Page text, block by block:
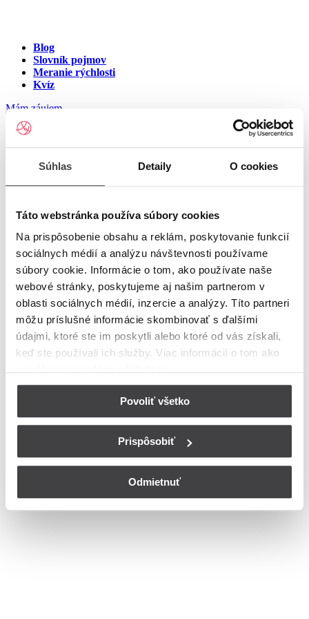
Súhlas Detaily O cookies
Táto webstránka používa súbory cookies
Na prispôsobenie obsahu a reklám, poskytovanie funkcií
sociálnych médií a analýzu návštevnosti používame
súbory cookie. Informácie o tom, ako používate naše
webové stránky, poskytujeme aj našim partnerom v
oblasti sociálnych médií, inzercie a analýzy. Títo partneri
môžu príslušné informácie skombinovať s ďalšími
údajmi, ktoré ste im poskytli alebo ktoré od vás získali,
keď ste používali ich služby. Viac informácií o tom ako
Povoliť všetko
Prispôsobiť
Odmietnuť
Blog
Slovník pojmov
Meranie rýchlosti
Kvíz
Mám záujem
Internet na ulici Zvonová,
Banská Štiavnica
Zadajte číslo vchodu pre zobrazenie ponuky internetu v meste
Zadajte číslo domu/vchodupre zobrazenie ponuky internetu v
lokalite Banská Štiavnica
Zoznam čísiel domov/vchodov na ulici Zvonová v
meste Banská Štiavnica
Bohužiaľ, nedisponujeme zoznamom dostupných čísiel vchodov na
ulici Zvonová v meste Banská Štiavnica.
© Copyright 2026 Nastavenia cookies